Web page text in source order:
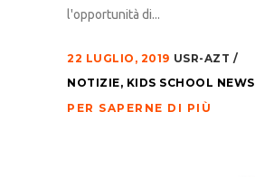
l'opportunità di...
22 LUGLIO, 2019 USR-AZT
NOTIZIE, KIDS SCHOOL NEWS
PER SAPERNE DI PIÙ